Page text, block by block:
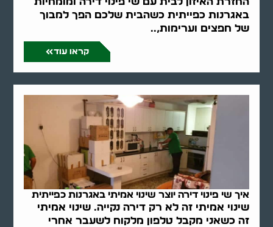
באגרנות כפייתית כשהבית שלכם הפך למבוך
של חפצים וערימות,..
קראו עוד
איך שי פינוי דירה יוצר שינוי אמיתי באגרנות כפייתית
שינוי אמיתי זה לא רק דירה נקייה. שינוי אמיתי
זה כשאני מקבל טלפון מלקוח לשעבר אחרי